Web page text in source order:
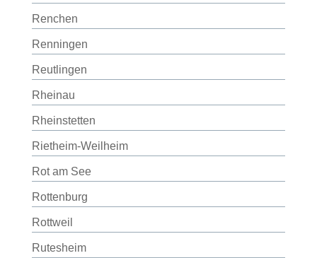
Renchen
Renningen
Reutlingen
Rheinau
Rheinstetten
Rietheim-Weilheim
Rot am See
Rottenburg
Rottweil
Rutesheim